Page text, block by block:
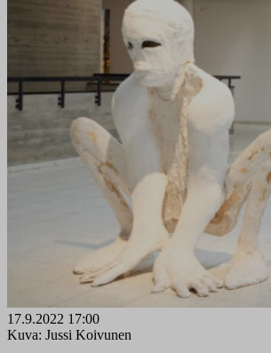
17.9.2022 17:00
Kuva: Jussi Koivunen